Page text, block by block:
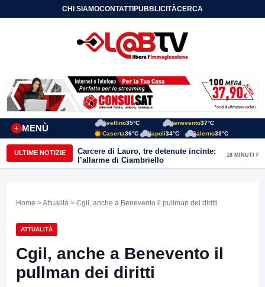
CHI SIAMOCONTATTIPUBBLICITÀCERCA
MENÙ
+
Avellino35°C Benevento37°C
Caserta36°C Napoli34°C Salerno33°C
ULTIME NOTIZIE
Carcere di Lauro, tre detenute incinte:
l’allarme di Ciambriello
18 MINUTI FA
Home >Attualità > Cgil, anche a Benevento il pullman dei diritti
ATTUALITÀ
Cgil, anche a Benevento il
pullman dei diritti